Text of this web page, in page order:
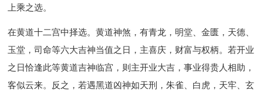
上乘之选。
在黄道十二宫中择选。黄道神煞，有青龙，明堂、金匮，天德、
玉堂，司命等六大吉神当值之日，主喜庆，财富与权柄。若开业
之日恰逢此等黄道吉神临宫，则主开业大吉，事业得贵人相助，
客似云来。反之，若遇黑道凶神如天刑，朱雀、白虎，天牢、玄